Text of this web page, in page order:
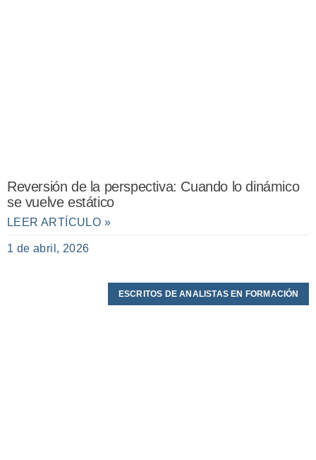
Reversión de la perspectiva: Cuando lo dinámico
se vuelve estático
LEER ARTÍCULO »
1 de abril, 2026
ESCRITOS DE ANALISTAS EN FORMACIÓN